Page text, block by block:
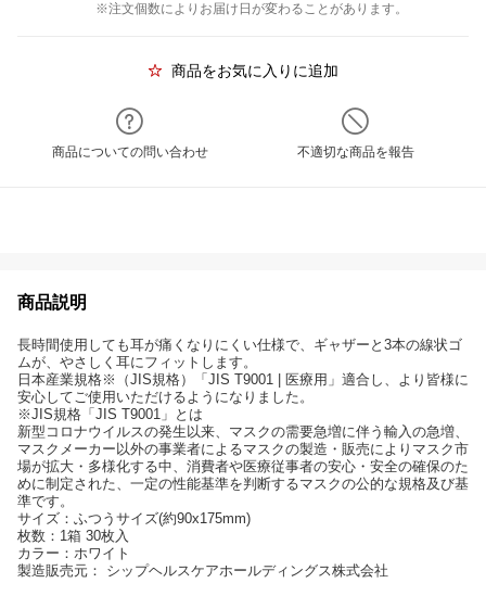
※注文個数によりお届け日が変わることがあります。
商品をお気に入りに追加
商品についての問い合わせ 不適切な商品を報告
商品説明
長時間使用しても耳が痛くなりにくい仕様で、ギャザーと3本の線状ゴ
ムが、やさしく耳にフィットします。
日本産業規格※（JIS規格）「JIS T9001 | 医療用」適合し、より皆様に
安心してご使用いただけるようになりました。
※JIS規格「JIS T9001」とは
新型コロナウイルスの発生以来、マスクの需要急増に伴う輸入の急増、
マスクメーカー以外の事業者によるマスクの製造・販売によりマスク市
場が拡大・多様化する中、消費者や医療従事者の安心・安全の確保のた
めに制定された、一定の性能基準を判断するマスクの公的な規格及び基
準です。
サイズ：ふつうサイズ(約90x175mm)
枚数：1箱 30枚入
カラー：ホワイト
製造販売元： シップヘルスケアホールディングス株式会社